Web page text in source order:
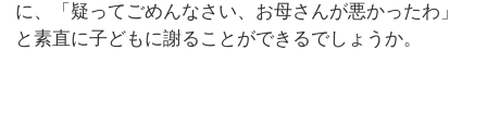
に、「疑ってごめんなさい、お母さんが悪かったわ」
と素直に子どもに謝ることができるでしょうか。